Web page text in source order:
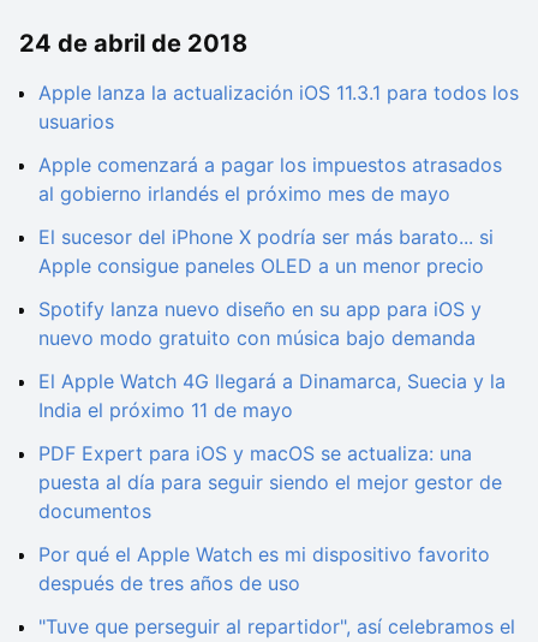
24 de abril de 2018
Apple lanza la actualización iOS 11.3.1 para todos los
usuarios
Apple comenzará a pagar los impuestos atrasados
al gobierno irlandés el próximo mes de mayo
El sucesor del iPhone X podría ser más barato... si
Apple consigue paneles OLED a un menor precio
Spotify lanza nuevo diseño en su app para iOS y
nuevo modo gratuito con música bajo demanda
El Apple Watch 4G llegará a Dinamarca, Suecia y la
India el próximo 11 de mayo
PDF Expert para iOS y macOS se actualiza: una
puesta al día para seguir siendo el mejor gestor de
documentos
Por qué el Apple Watch es mi dispositivo favorito
después de tres años de uso
"Tuve que perseguir al repartidor", así celebramos el